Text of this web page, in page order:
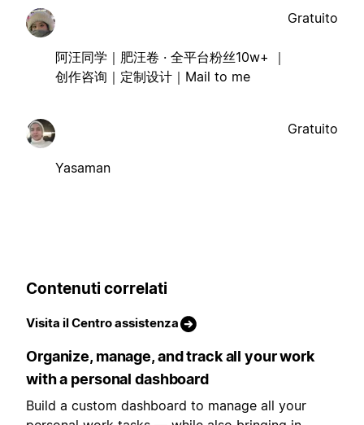
阿汪同学｜肥汪卷 · 全平台粉丝10w+ ｜
创作咨询｜定制设计｜Mail to me
Gratuito
Yasaman
Gratuito
Contenuti correlati
Visita il Centro assistenza
Organize, manage, and track all your work
with a personal dashboard
Build a custom dashboard to manage all your